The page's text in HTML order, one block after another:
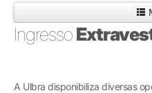
Ensino Básico
Pós-graduação
Ingresso
A Ulbra disponibiliza diversas